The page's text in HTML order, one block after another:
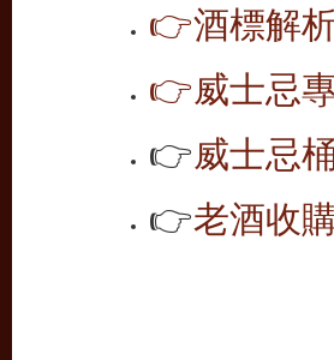
👉酒標解
👉威士忌
👉威士忌
👉老酒收